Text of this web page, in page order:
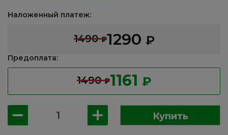
Наложенный платеж:
1490₽1290 ₽
Предоплата:
1490₽1161 ₽
Количество
товара
Купить